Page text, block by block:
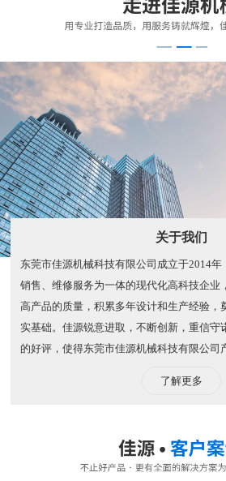
关于我们
东莞市佳源机械科技有限公司成立于2014年
销售、维修服务为一体的现代化高科技企业
高产品的质量，积累多年设计和生产经验，
实基础。佳源锐意进取，不断创新，重信守
的好评，使得东莞市佳源机械科技有限公司
了解更多